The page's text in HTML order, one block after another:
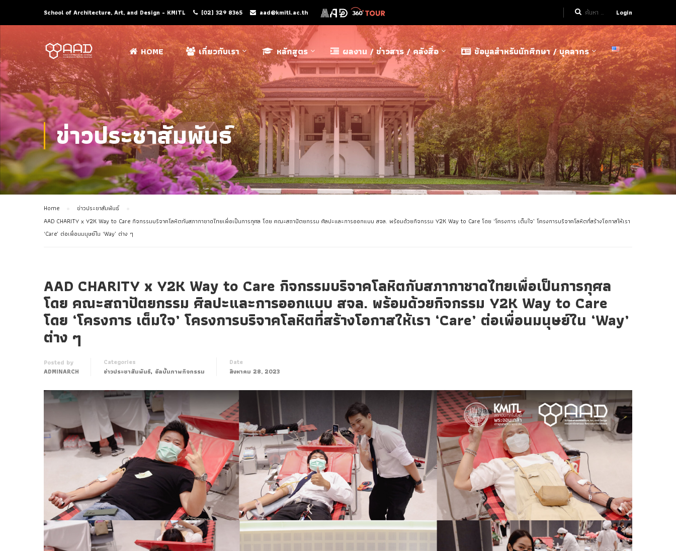
School of Architecture, Art, and Design - KMITL (02) 329 8365 aad@kmitl.ac.th Login
HOME เกี่ยวกับเรา หลักสูตร ผลงาน / ข่าวสาร / คลังสื่อ ข้อมูลสำหรับนักศึกษา / บุคลากร
ข่าวประชาสัมพันธ์
Home
ข่าวประชาสัมพันธ์
AAD CHARITY x Y2K Way to Care กิจกรรมบริจาคโลหิตกับสภากาชาดไทยเพื่อเป็นการกุศล โดย คณะสถาปัตยกรรม ศิลปะและการออกแบบ สจล. พร้อมด้วยกิจกรรม Y2K Way to Care โดย ‘โครงการ เต็มใจ’ โครงการบริจาคโลหิตที่สร้างโอกาสให้เรา
‘Care’ ต่อเพื่อนมนุษย์ใน ‘Way’ ต่าง ๆ
AAD CHARITY x Y2K Way to Care กิจกรรมบริจาคโลหิตกับสภากาชาดไทยเพื่อเป็นการกุศล
โดย คณะสถาปัตยกรรม ศิลปะและการออกแบบ สจล. พร้อมด้วยกิจกรรม Y2K Way to Care
โดย ‘โครงการ เต็มใจ’ โครงการบริจาคโลหิตที่สร้างโอกาสให้เรา ‘Care’ ต่อเพื่อนมนุษย์ใน ‘Way’
ต่าง ๆ
Posted by
ADMINARCH
Categories
ข่าวประชาสัมพันธ์, อัลบั้มภาพกิจกรรม
Date
สิงหาคม 28, 2023